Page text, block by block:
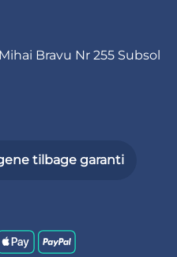
Bravu Nr 255 Subsol
tilbage garanti